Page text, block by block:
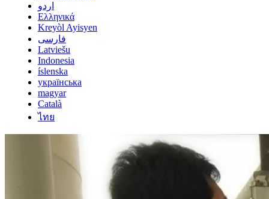
اردو
Ελληνικά
Kreyòl Ayisyen
فارسی
Latviešu
Indonesia
íslenska
українська
magyar
Català
ไทย